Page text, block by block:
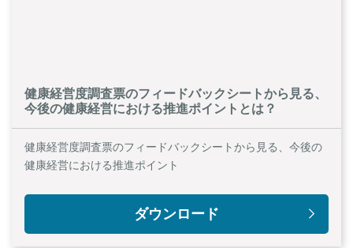
健康経営度調査票のフィードバックシートから見る、
今後の健康経営における推進ポイントとは？
健康経営度調査票のフィードバックシートから見る、今後の
健康経営における推進ポイント
ダウンロード